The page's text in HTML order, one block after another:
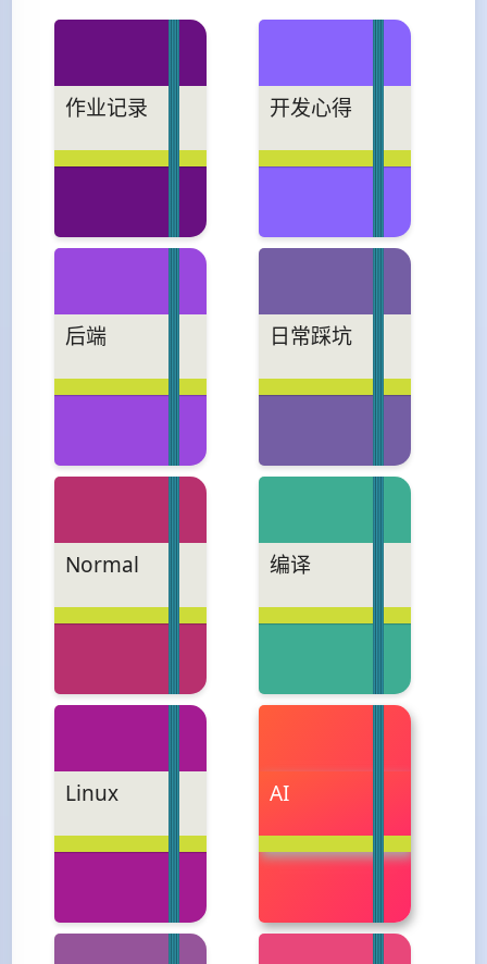
作业记录 开发心得
后端 日常踩坑
Normal 编译
Linux AI